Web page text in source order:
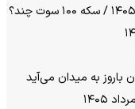
باروز به میدان می‌آید